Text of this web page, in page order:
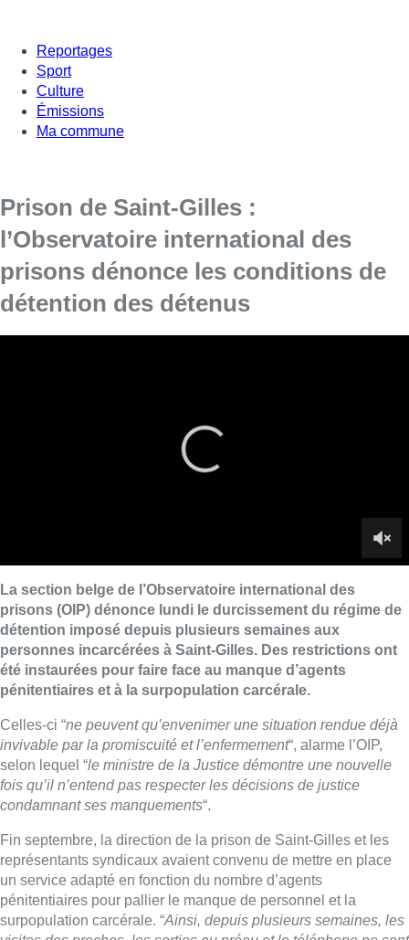
Reportages
Sport
Culture
Émissions
Ma commune
Prison de Saint-Gilles :
l’Observatoire international des
prisons dénonce les conditions de
détention des détenus
été instaurées pour faire face au manque d’agents
pénitentiaires et à la surpopulation carcérale.
le ministre de la Justice démontre une nouvelle
Fin septembre, la direction de la prison de Saint-Gilles et les
représentants syndicaux avaient convenu de mettre en place
un service adapté en fonction du nombre d’agents
pénitentiaires pour pallier le manque de personnel et la
surpopulation carcérale. “Ainsi, depuis plusieurs semaines, les
visites des proches, les sorties au préau et le téléphone ne sont
autorisés qu’un jour sur deux. En outre, l’accès à la prison pour
les services externes est gravement entravé au point que la
plupart des intervenants ne savent plus accéder à la prison.
Les détenus sont privés de suivi psychologique et social, de
formation, d’accès à toute activité. Certains aumôniers et
conseillers moraux ont été interdits d’accès aux détenus
énumère l’OIP.
Ces restrictions ont été “officiellement” instaurées via “
une note
interne à la prison qui prévoit que ce régime restera applicable
au sein de l’établissement à tout le moins jusqu’au 15 octobre
2019
“, dénonce lundi l’organisation qui milite pour le respect